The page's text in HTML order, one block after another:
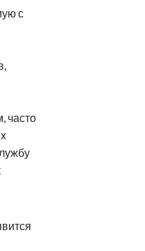
с
часто